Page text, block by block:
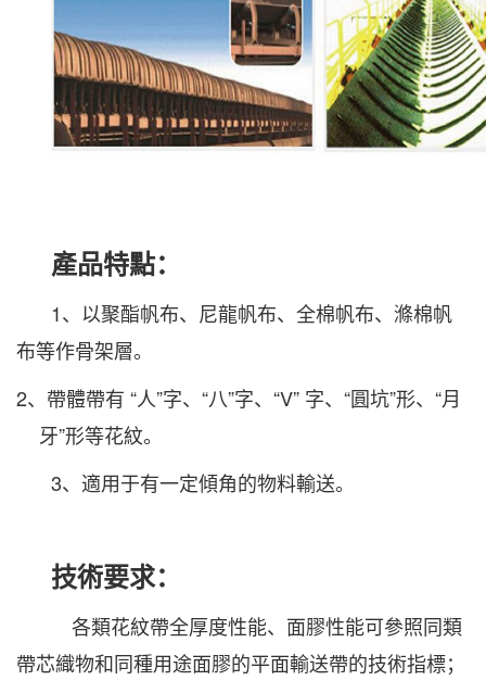
產品特點：
1、以聚酯帆布、尼龍帆布、全棉帆布、滌棉帆
布等作骨架層。
2、帶體帶有 “人”字、“八”字、“V” 字、“圓坑”形、“月
牙”形等花紋。
3、適用于有一定傾角的物料輸送。
技術要求：
各類花紋帶全厚度性能、面膠性能可參照同類
帶芯織物和同種用途面膠的平面輸送帶的技術指標；